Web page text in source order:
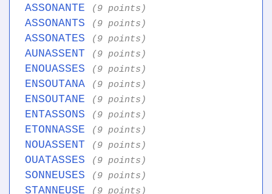
ASSONANTE (9 points)
ASSONANTS (9 points)
ASSONATES (9 points)
AUNASSENT (9 points)
ENOUASSES (9 points)
ENSOUTANA (9 points)
ENSOUTANE (9 points)
ENTASSONS (9 points)
ETONNASSE (9 points)
NOUASSENT (9 points)
OUATASSES (9 points)
SONNEUSES (9 points)
STANNEUSE (9 points)